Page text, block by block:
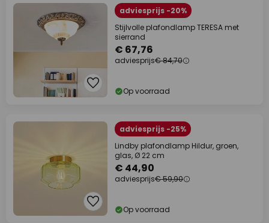
adviesprijs -20%
Stijlvolle plafondlamp TERESA met
sierrand
€ 67,76
adviesprijs€ 84,70
Op voorraad
adviesprijs -25%
Lindby plafondlamp Hildur, groen,
glas, Ø 22 cm
€ 44,90
adviesprijs€ 59,90
Op voorraad